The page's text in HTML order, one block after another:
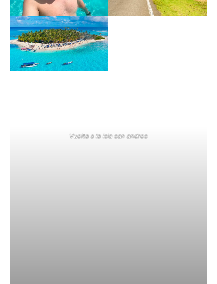
Vuelta a la isla san andres